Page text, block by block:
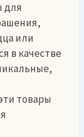
для
или
в качестве
товары